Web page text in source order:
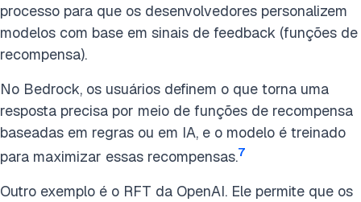
processo para que os desenvolvedores personalizem
modelos com base em sinais de feedback (funções de
recompensa).
No Bedrock, os usuários definem o que torna uma
resposta precisa por meio de funções de recompensa
baseadas em regras ou em IA, e o modelo é treinado
para maximizar essas recompensas.7
Outro exemplo é o RFT da OpenAI. Ele permite que os